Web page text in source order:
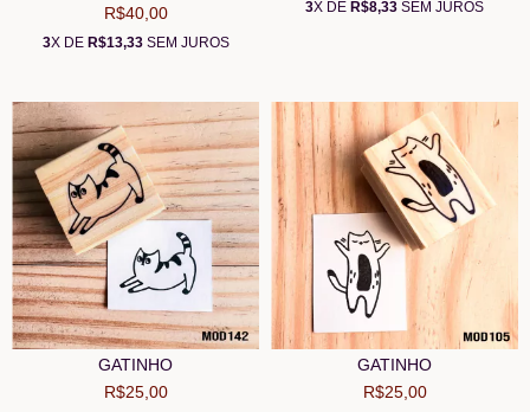
R$40,00
3X DE R$13,33SEM JUROS
3X DE R$8,33 SEM JUROS
GATINHO
R$25,00
GATINHO
R$25,00